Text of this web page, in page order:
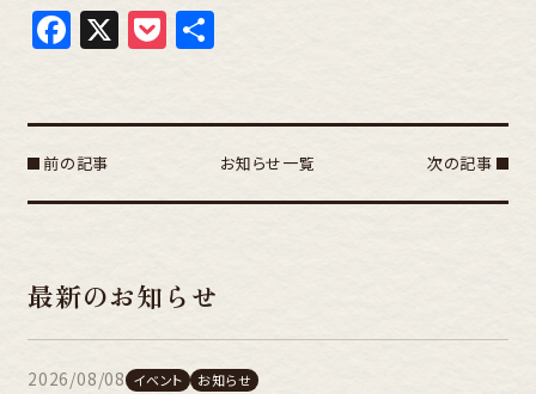
Facebook
X Pocket
共
前の記事 お知らせ一覧 次の記事
最新のお知らせ
2026/08/08 イベント お知らせ